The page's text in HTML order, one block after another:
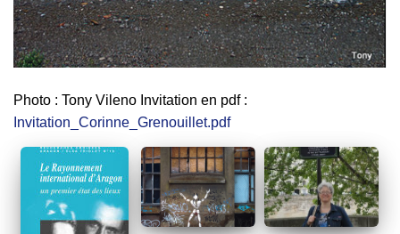
Photo : Tony Vileno Invitation en pdf :
Invitation_Corinne_Grenouillet.pdf